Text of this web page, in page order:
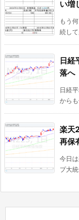
い増
もう
続し
日経
落へ
日経
から
楽天
再保
今日
プ大